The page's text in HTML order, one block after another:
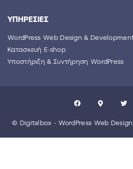
YΠΗΡΕΣΙΕΣ
WordPress Web Design &
Κατασκευή E-shop
Yποστήριξη & Συντήρηση WordPress
© Digitalbox - WordPress Web